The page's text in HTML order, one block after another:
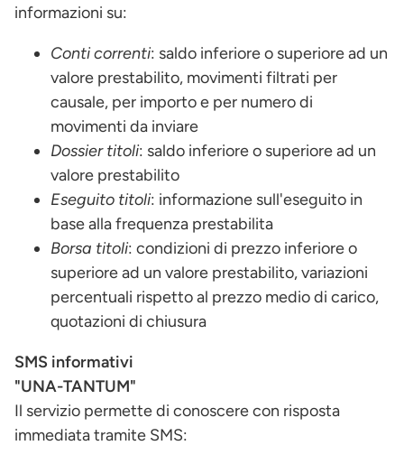
informazioni su:
Conti correnti: saldo inferiore o superiore ad un
valore prestabilito, movimenti filtrati per
causale, per importo e per numero di
movimenti da inviare
Dossier titoli: saldo inferiore o superiore ad un
valore prestabilito
Eseguito titoli: informazione sull'eseguito in
base alla frequenza prestabilita
Borsa titoli: condizioni di prezzo inferiore o
superiore ad un valore prestabilito, variazioni
percentuali rispetto al prezzo medio di carico,
quotazioni di chiusura
SMS informativi
"UNA-TANTUM"
Il servizio permette di conoscere con risposta
immediata tramite SMS: